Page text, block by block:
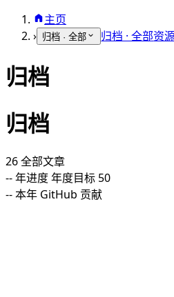
主页
› 归档 · 全部 归档 · 全部资
归档
归档
26全部文章
--年进度年度目标 50
--本年 GitHub 贡献